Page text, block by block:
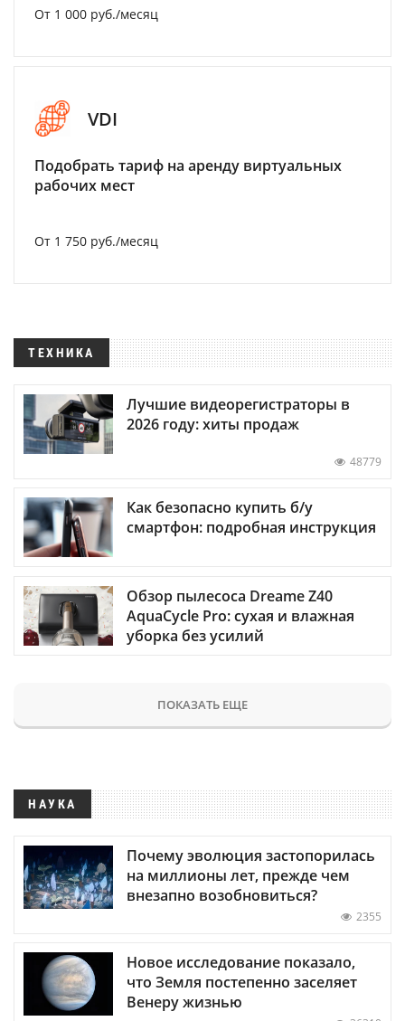
От 1 000 руб./месяц
VDI
Подобрать тариф на аренду виртуальных
рабочих мест
От 1 750 руб./месяц
ТЕХНИКА
Лучшие видеорегистраторы в
2026 году: хиты продаж
48779
Как безопасно купить б/у
смартфон: подробная инструкция
Обзор пылесоса Dreame Z40
AquaCycle Pro: сухая и влажная
уборка без усилий
ПОКАЗАТЬ ЕЩЕ
НАУКА
Почему эволюция застопорилась
на миллионы лет, прежде чем
внезапно возобновиться?
2355
Новое исследование показало,
что Земля постепенно заселяет
Венеру жизнью